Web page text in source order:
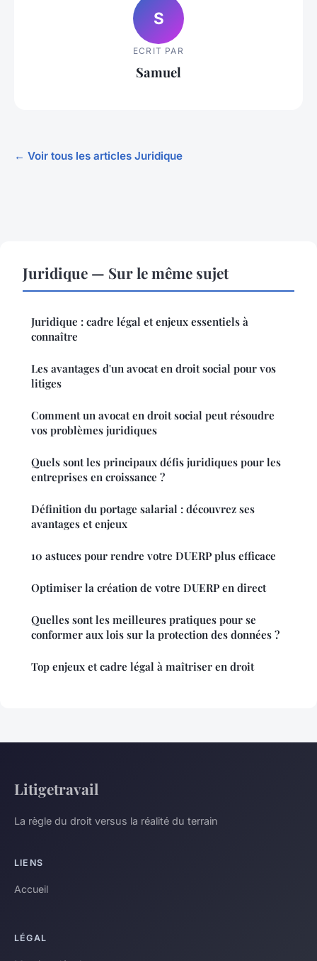
S
ECRIT PAR
Samuel
← Voir tous les articles Juridique
Juridique — Sur le même sujet
Juridique : cadre légal et enjeux essentiels à
connaître
Les avantages d'un avocat en droit social pour vos
litiges
Comment un avocat en droit social peut résoudre
vos problèmes juridiques
Quels sont les principaux défis juridiques pour les
entreprises en croissance ?
Définition du portage salarial : découvrez ses
avantages et enjeux
10 astuces pour rendre votre DUERP plus efficace
Optimiser la création de votre DUERP en direct
Quelles sont les meilleures pratiques pour se
conformer aux lois sur la protection des données ?
Top enjeux et cadre légal à maîtriser en droit
Litigetravail
La règle du droit versus la réalité du terrain
LIENS
Accueil
LÉGAL